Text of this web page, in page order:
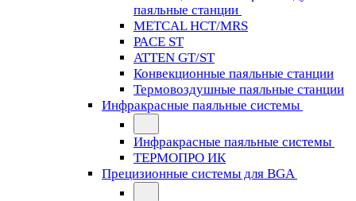
паяльные станции
METCAL HCT/MRS
PACE ST
ATTEN GT/ST
Конвекционные паяльные станции
Термовоздушные паяльные станции
Инфракрасные паяльные системы
Инфракрасные паяльные системы
ТЕРМОПРО ИК
Прецизионные системы для BGA